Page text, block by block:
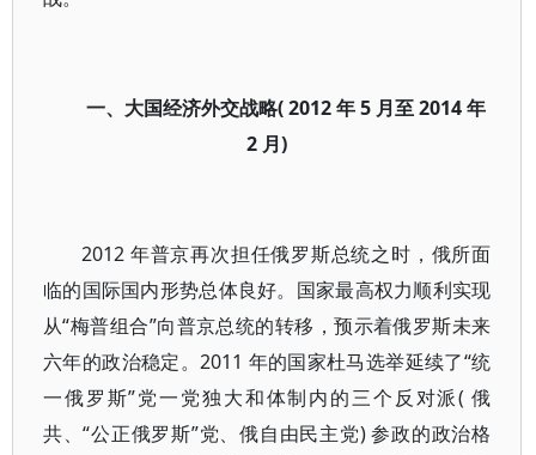
一、大国经济外交战略( 2012 年 5 月至 2014 年
2 月)
2012 年普京再次担任俄罗斯总统之时，俄所面
临的国际国内形势总体良好。国家最高权力顺利实现
从“梅普组合”向普京总统的转移，预示着俄罗斯未来
六年的政治稳定。2011 年的国家杜马选举延续了“统
一俄罗斯”党一党独大和体制内的三个反对派( 俄
共、“公正俄罗斯”党、俄自由民主党) 参政的政治格